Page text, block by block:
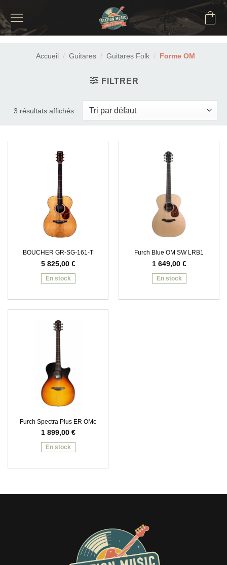
au
contenu
Accueil / Guitares / Guitares Folk / Forme OM
FILTRER
3 résultats affichés
BOUCHER GR-SG-161-T
5 825,00 €
En stock
Furch Blue OM SW LRB1
1 649,00 €
En stock
Furch Spectra Plus ER OMc
1 899,00 €
En stock